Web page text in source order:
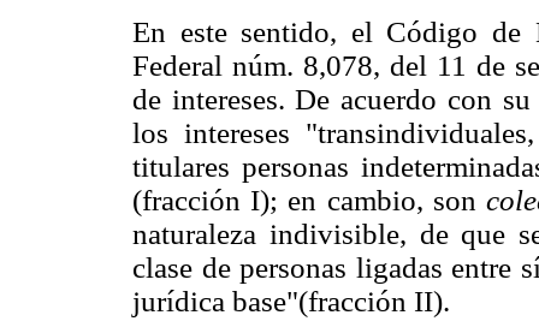
En este sentido, el Código de
Federal núm. 8,078, del 11 de
de intereses. De acuerdo con
los intereses
titulares personas
(fracción I); en cambio, son
naturaleza indivisible, de que
clase de personas ligadas entre
jurídica base"(fracción II).